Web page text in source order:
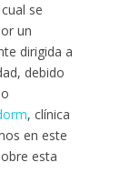
se
un
dirigida a
debido
, clínica
en este
esta